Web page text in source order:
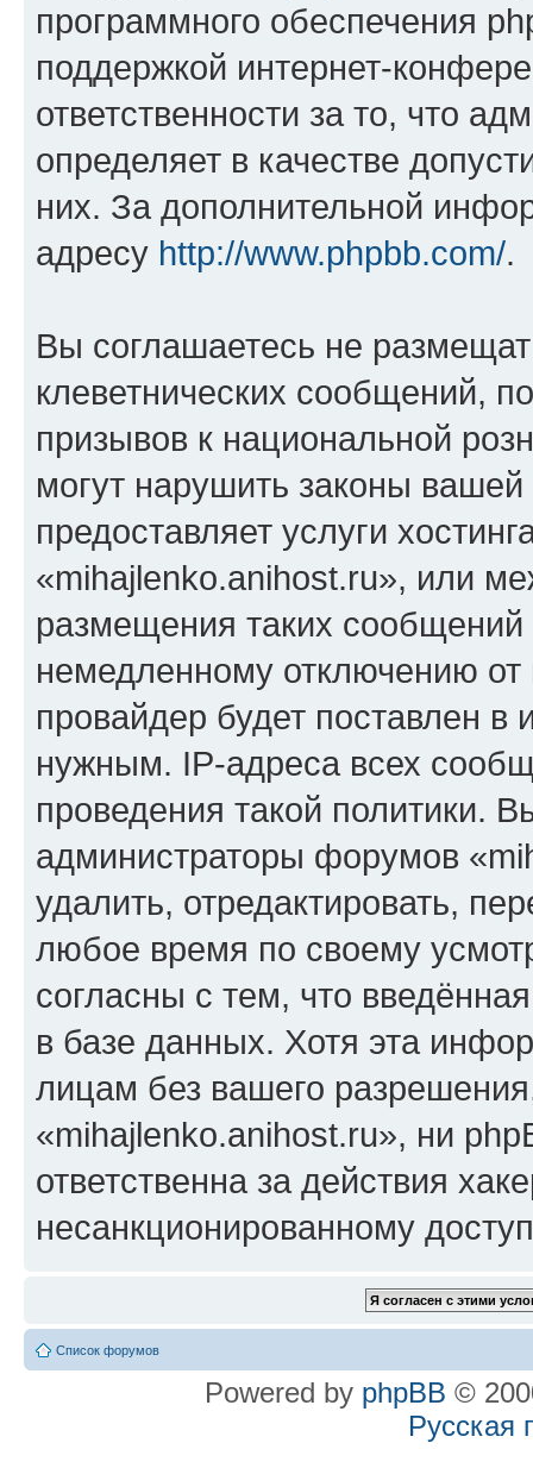
программного обеспечения
поддержкой интернет-
ответственности за то, что
определяет в качестве
них. За дополнительной
адресу http://www.phpbb.com/.
Вы соглашаетесь не
клеветнических сообщений,
призывов к национальной
могут нарушить законы
предоставляет услуги
«mihajlenko.anihost.ru», или
размещения таких
немедленному отключению
провайдер будет поставлен в
нужным. IP-адреса всех
проведения такой политики.
администраторы форумов
удалить, отредактировать,
любое время по своему
согласны с тем, что
в базе данных. Хотя эта
лицам без вашего
«mihajlenko.anihost.ru», ни
ответственна за действия
несанкционированному
Список форумов
Powered by phpBB ©
Русская